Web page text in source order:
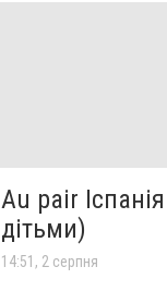
Au pair
дітьми)
14:51, 2 серпня